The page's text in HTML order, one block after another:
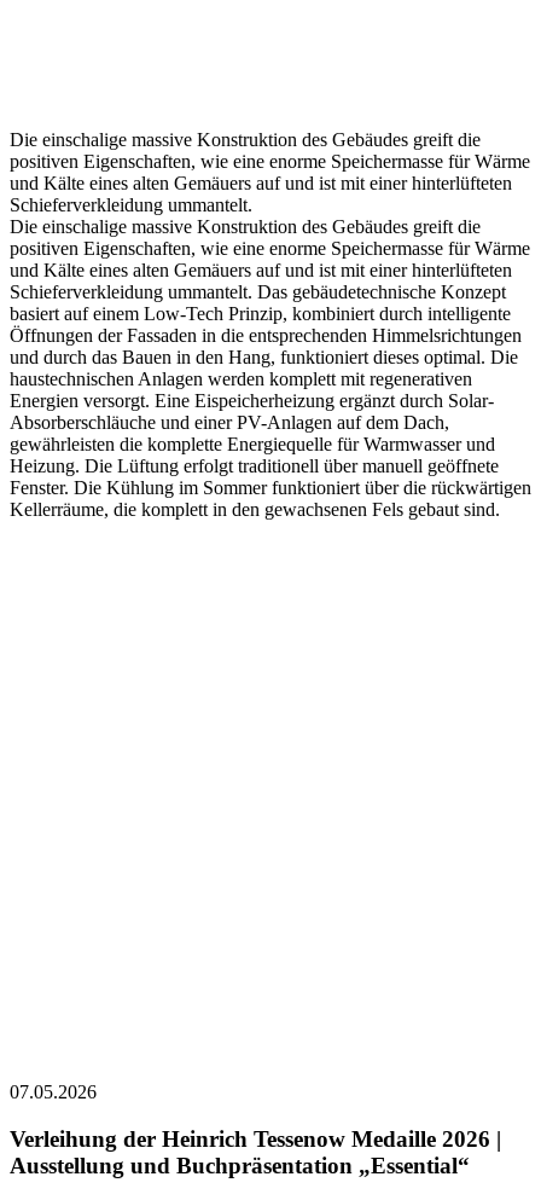
Die einschalige massive Konstruktion des Gebäudes greift die
positiven Eigenschaften, wie eine enorme Speichermasse für Wärme
und Kälte eines alten Gemäuers auf und ist mit einer hinterlüfteten
Schieferverkleidung ummantelt.
Die einschalige massive Konstruktion des Gebäudes greift die
positiven Eigenschaften, wie eine enorme Speichermasse für Wärme
und Kälte eines alten Gemäuers auf und ist mit einer hinterlüfteten
Schieferverkleidung ummantelt. Das gebäudetechnische Konzept
basiert auf einem Low-Tech Prinzip, kombiniert durch intelligente
Öffnungen der Fassaden in die entsprechenden Himmelsrichtungen
und durch das Bauen in den Hang, funktioniert dieses optimal. Die
haustechnischen Anlagen werden komplett mit regenerativen
Energien versorgt. Eine Eispeicherheizung ergänzt durch Solar-
Absorberschläuche und einer PV-Anlagen auf dem Dach,
gewährleisten die komplette Energiequelle für Warmwasser und
Heizung. Die Lüftung erfolgt traditionell über manuell geöffnete
Fenster. Die Kühlung im Sommer funktioniert über die rückwärtigen
Kellerräume, die komplett in den gewachsenen Fels gebaut sind.
07.05.2026
Verleihung der Heinrich Tessenow Medaille 2026 |
Ausstellung und Buchpräsentation „Essential“